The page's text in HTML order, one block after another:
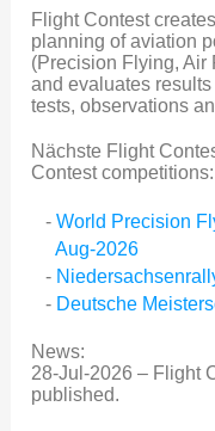
Flight Contest
planning of aviation
(Precision Flying, Air
and evaluates
tests, observations
Nächste Flight
Contest competitions:
World Precision
Aug-2026
Deutsche
News:
28-Jul-2026 – Flight
published.